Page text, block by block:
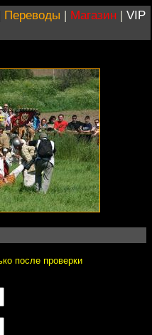
Переводы | Магазин | VIP
после проверки